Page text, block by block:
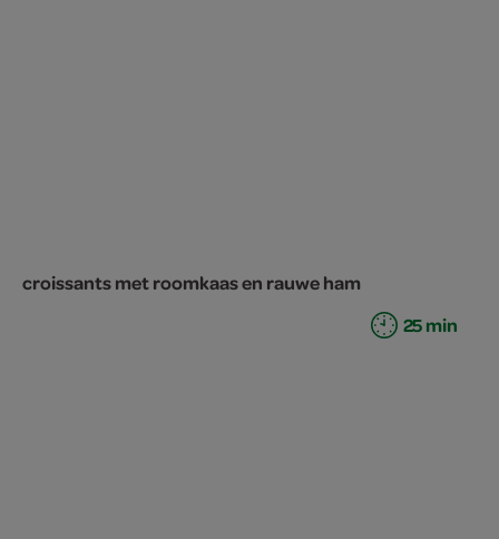
croissants met roomkaas en rauwe ham
25 min